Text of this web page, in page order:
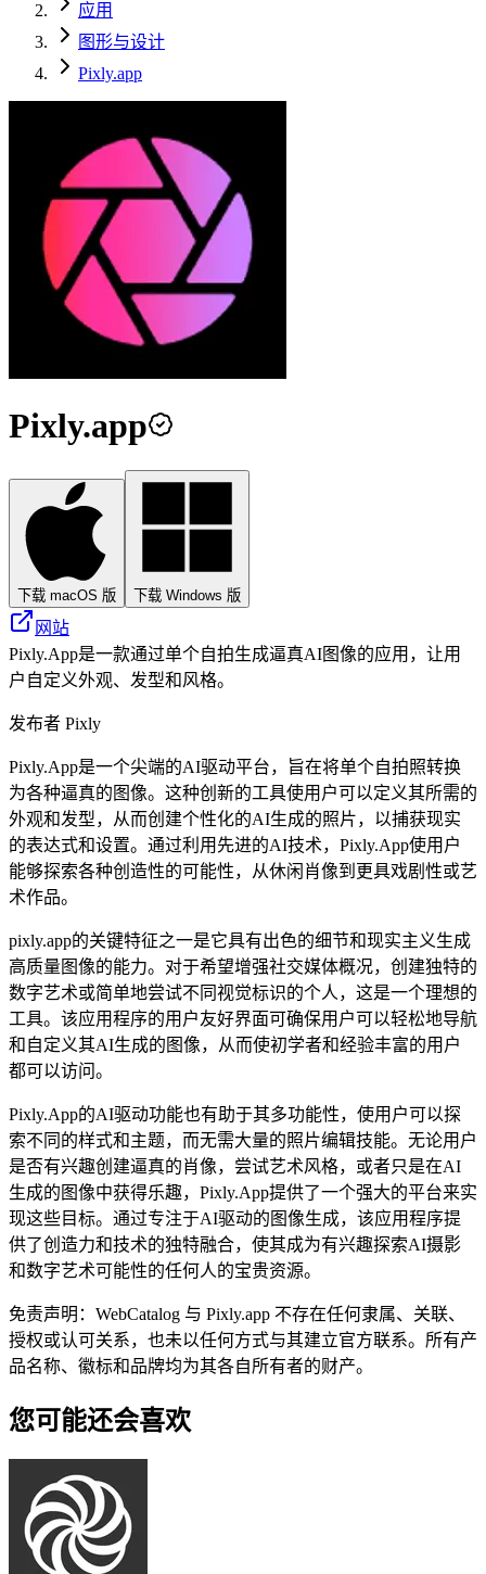
应用
图形与设计
Pixly.app
Pixly.app
下载 macOS 版 下载 Windows 版
网站
Pixly.App是一款通过单个自拍生成逼真AI图像的应用，让用
户自定义外观、发型和风格。
发布者 Pixly
Pixly.App是一个尖端的AI驱动平台，旨在将单个自拍照转换
为各种逼真的图像。这种创新的工具使用户可以定义其所需的
外观和发型，从而创建个性化的AI生成的照片，以捕获现实
的表达式和设置。通过利用先进的AI技术，Pixly.App使用户
能够探索各种创造性的可能性，从休闲肖像到更具戏剧性或艺
术作品。
pixly.app的关键特征之一是它具有出色的细节和现实主义生成
高质量图像的能力。对于希望增强社交媒体概况，创建独特的
数字艺术或简单地尝试不同视觉标识的个人，这是一个理想的
工具。该应用程序的用户友好界面可确保用户可以轻松地导航
和自定义其AI生成的图像，从而使初学者和经验丰富的用户
都可以访问。
Pixly.App的AI驱动功能也有助于其多功能性，使用户可以探
索不同的样式和主题，而无需大量的照片编辑技能。无论用户
是否有兴趣创建逼真的肖像，尝试艺术风格，或者只是在AI
生成的图像中获得乐趣，Pi​​xly.App提供了一个强大的平台来实
现这些目标。通过专注于AI驱动的图像生成，该应用程序提
供了创造力和技术的独特融合，使其成为有兴趣探索AI摄影
和数字艺术可能性的任何人的宝贵资源。
免责声明：WebCatalog 与 Pixly.app 不存在任何隶属、关联、
授权或认可关系，也未以任何方式与其建立官方联系。所有产
品名称、徽标和品牌均为其各自所有者的财产。
您可能还会喜欢